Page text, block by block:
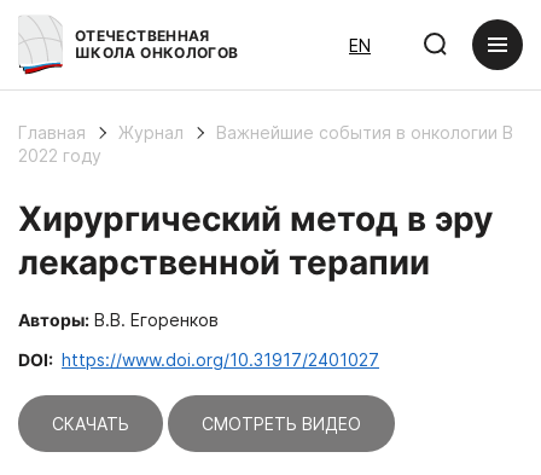
ОТЕЧЕСТВЕННАЯ
ШКОЛА ОНКОЛОГОВ
EN
Главная Журнал
Важнейшие события в онкологии В
2022 году
Хирургический метод в эру
лекарственной терапии
Авторы: В.В. Егоренков
DOI: https://www.doi.org/10.31917/2401027
СКАЧАТЬ СМОТРЕТЬ ВИДЕО